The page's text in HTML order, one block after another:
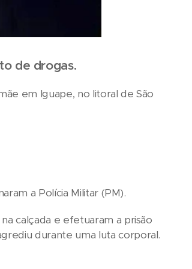
de drogas.
em Iguape, no litoral de São
a Polícia Militar (PM).
calçada e efetuaram a prisão
durante uma luta corporal.